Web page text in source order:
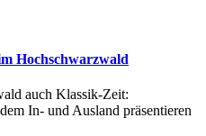
Hochschwarzwald
auch Klassik-Zeit:
In- und Ausland präsentieren